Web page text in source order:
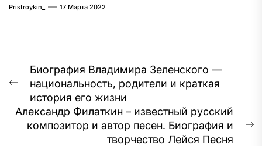
Pristroykin_ 17 Марта 2022
Навигация
по
записям
Предыдущая
запись:
Биография Владимира Зеленского —
национальность, родители и краткая
история его жизни
Александр Филаткин – известный русский
композитор и автор песен. Биография и
творчество Лейся Песня